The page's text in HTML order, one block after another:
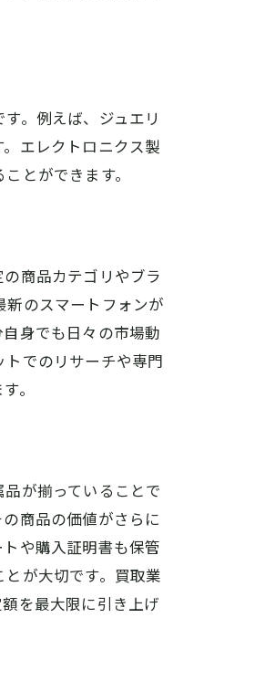
。例えば、ジュエリ
エレクトロニクス製
とができます。
商品カテゴリやブラ
のスマートフォンが
身でも日々の市場動
でのリサーチや専門
。
が揃っていることで
商品の価値がさらに
や購入証明書も保管
が大切です。買取業
を最大限に引き上げ